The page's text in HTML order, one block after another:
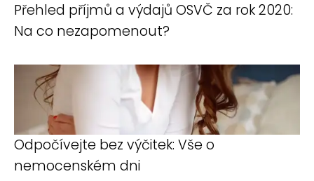
Přehled příjmů a výdajů OSVČ za rok 2020:
Na co nezapomenout?
Odpočívejte bez výčitek: Vše o
nemocenském dni